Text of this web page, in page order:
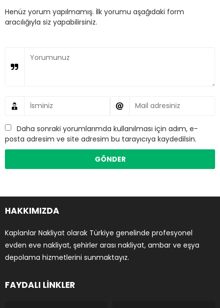
Henüz yorum yapılmamış. İlk yorumu aşağıdaki form
aracılığıyla siz yapabilirsiniz.
Daha sonraki yorumlarımda kullanılması için adım, e-
posta adresim ve site adresim bu tarayıcıya kaydedilsin.
HAKKIMIZDA
Kaplanlar Nakliyat olarak Türkiye genelinde profesyonel
evden eve nakliyat, şehirler arası nakliyat, ambar ve eşya
depolama hizmetlerini sunmaktayız.
FAYDALI LİNKLER